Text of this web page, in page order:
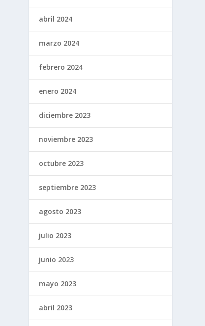
abril 2024
marzo 2024
febrero 2024
enero 2024
diciembre 2023
noviembre 2023
octubre 2023
septiembre 2023
agosto 2023
julio 2023
junio 2023
mayo 2023
abril 2023